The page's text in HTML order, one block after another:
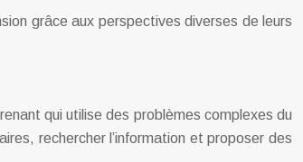
grâce aux perspectives diverses de leurs
qui utilise des problèmes complexes du
rechercher l’information et proposer des